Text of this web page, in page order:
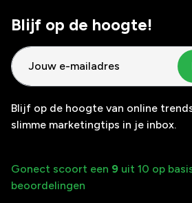
Blijf op de hoogte van online
slimme marketingtips in je inbox.
Blijf op de hoogte!
Gonect scoort een 9 uit 10 op
beoordelingen